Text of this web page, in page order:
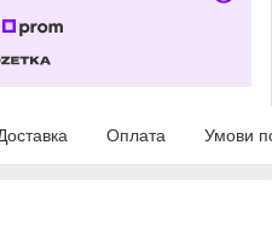
Оплата Умови